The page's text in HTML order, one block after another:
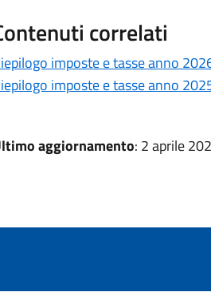
correlati
imposte e tasse anno
imposte e tasse anno
aggiornamento: 2 aprile